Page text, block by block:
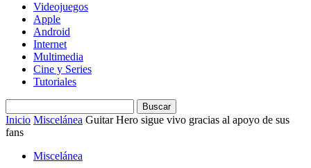
Videojuegos
Apple
Android
Internet
Multimedia
Cine y Series
Tutoriales
Inicio Miscelánea Guitar Hero sigue vivo gracias al apoyo de sus
fans
Miscelánea